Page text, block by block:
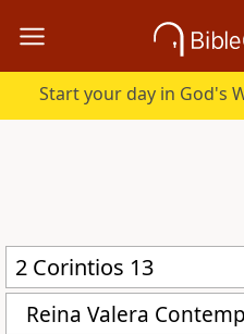
Reina Valera